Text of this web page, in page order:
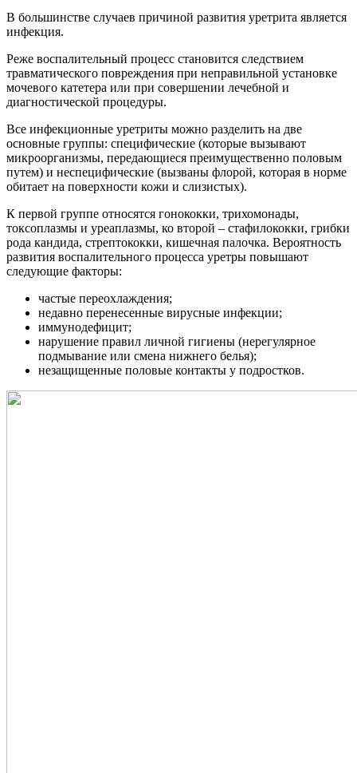
В большинстве случаев причиной развития уретрита является
инфекция.
Реже воспалительный процесс становится следствием
травматического повреждения при неправильной установке
мочевого катетера или при совершении лечебной и
диагностической процедуры.
Все инфекционные уретриты можно разделить на две
основные группы: специфические (которые вызывают
микроорганизмы, передающиеся преимущественно половым
путем) и неспецифические (вызваны флорой, которая в норме
обитает на поверхности кожи и слизистых).
К первой группе относятся гонококки, трихомонады,
токсоплазмы и уреаплазмы, ко второй – стафилококки, грибки
рода кандида, стрептококки, кишечная палочка. Вероятность
развития воспалительного процесса уретры повышают
следующие факторы:
частые переохлаждения;
недавно перенесенные вирусные инфекции;
иммунодефицит;
нарушение правил личной гигиены (нерегулярное
подмывание или смена нижнего белья);
незащищенные половые контакты у подростков.